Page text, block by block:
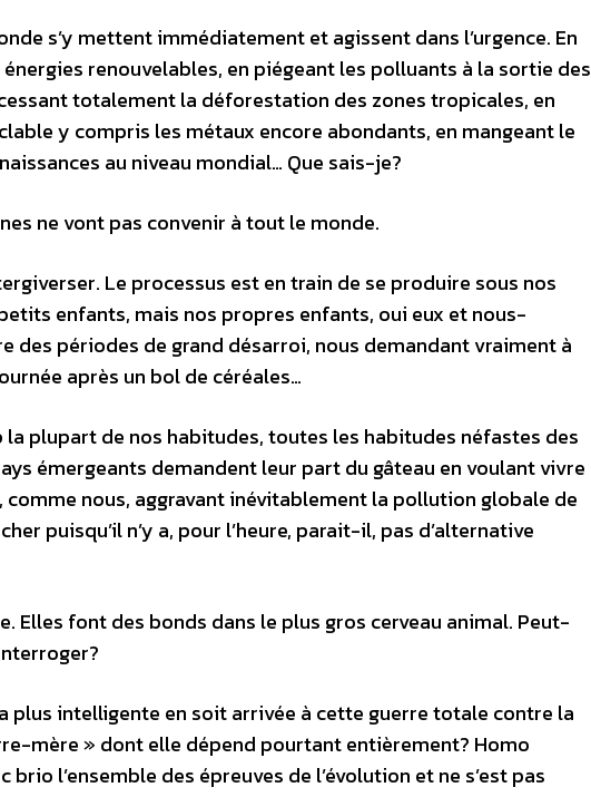
s’y mettent immédiatement et agissent dans l’urgence. En
renouvelables, en piégeant les polluants à la sortie des
totalement la déforestation des zones tropicales, en
y compris les métaux encore abondants, en mangeant le
au niveau mondial… Que sais-je?
ne vont pas convenir à tout le monde.
Le processus est en train de se produire sous nos
enfants, mais nos propres enfants, oui eux et nous-
des périodes de grand désarroi, nous demandant vraiment à
après un bol de céréales…
la plupart de nos habitudes, toutes les habitudes néfastes des
émergeants demandent leur part du gâteau en voulant vivre
comme nous, aggravant inévitablement la pollution globale de
puisqu’il n’y a, pour l’heure, parait-il, pas d’alternative
Elles font des bonds dans le plus gros cerveau animal. Peut-
plus intelligente en soit arrivée à cette guerre totale contre la
mère » dont elle dépend pourtant entièrement? Homo
l’ensemble des épreuves de l’évolution et ne s’est pas